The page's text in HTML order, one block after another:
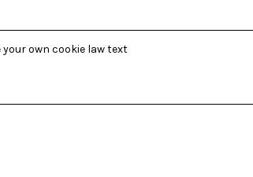
own cookie law text